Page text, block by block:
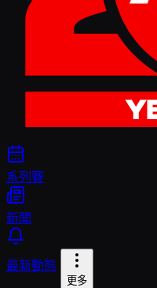
系列賽
新聞
最新動態
更多